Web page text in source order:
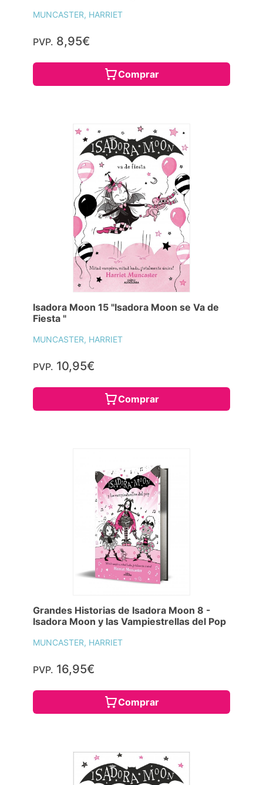
MUNCASTER, HARRIET
PVP. 8,95€
Comprar
Isadora Moon 15 "Isadora Moon se Va de
Fiesta "
MUNCASTER, HARRIET
PVP. 10,95€
Comprar
Grandes Historias de Isadora Moon 8 -
Isadora Moon y las Vampiestrellas del Pop
MUNCASTER, HARRIET
PVP. 16,95€
Comprar